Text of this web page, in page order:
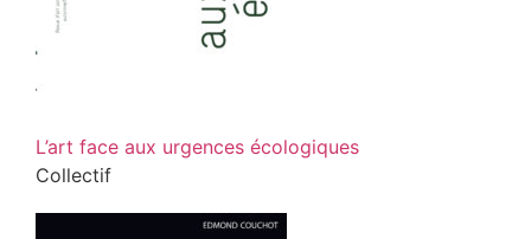
L’art face aux urgences écologiques
Collectif